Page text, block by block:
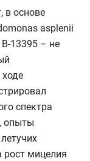
основе
asplenii
13395 – не
спектра
опыты
мицелия